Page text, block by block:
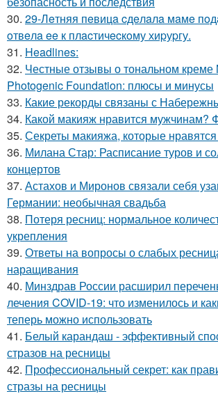
30. 29-Лeтняя пeвицa cдeлaлa мaмe
oтвeлa ee к плacтичecкoму хиpуpгу.
31. Headlines:
32. Честные отзывы о тональном креме
Photogenic Foundation: плюсы и минусы
33. Какие рекорды связаны с
34. Какой макияж нравится мужчинам?
35. Секреты макияжа, которые
36. Милана Стар: Расписание туров и
концертов
37. Астахов и Миронов связали себя
Германии: необычная свадьба
38. Потеря ресниц: нормальное
укрепления
39. Ответы на вопросы о слабых
наращивания
40. Минздрав России расширил
лечения COVID-19: что изменилось и
теперь можно использовать
41. Белый карандаш - эффективный
стразов на ресницы
42. Профессиональный секрет: как
стразы на ресницы